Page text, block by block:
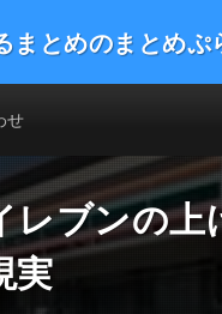
まとめのまとめぷ
ンタメ 生活 趣味 漫画アニメ
せ
レブンの上
実